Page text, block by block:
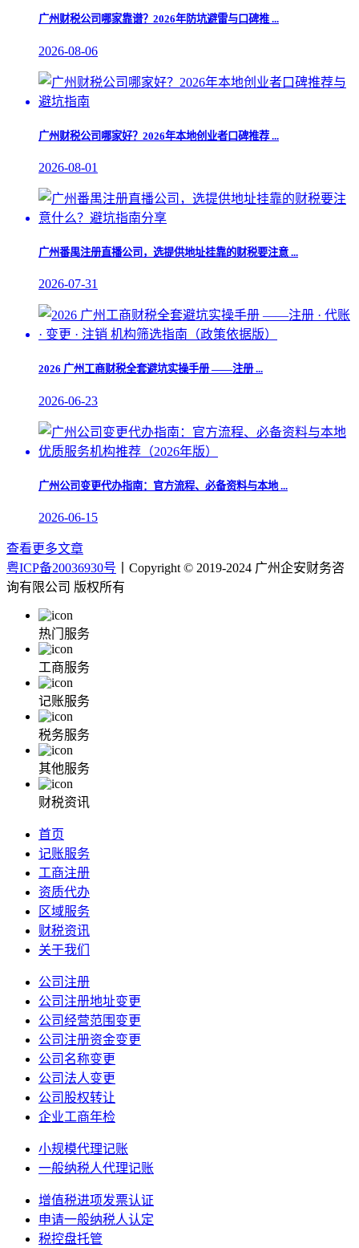
广州财税公司哪家靠谱？2026年防坑避雷与口碑推 ...
2026-08-06
广州财税公司哪家好？2026年本地创业者口碑推荐 ...
2026-08-01
广州番禺注册直播公司，选提供地址挂靠的财税要注意 ...
2026-07-31
2026 广州工商财税全套避坑实操手册 ——注册 ...
2026-06-23
​广州公司变更代办指南：官方流程、必备资料与本地 ...
2026-06-15
查看更多文章
粤ICP备20036930号 丨Copyright © 2019-2024 广州企安财务咨
询有限公司 版权所有
热门服务
工商服务
记账服务
税务服务
其他服务
财税资讯
首页
记账服务
工商注册
资质代办
区域服务
财税资讯
关于我们
公司注册
公司注册地址变更
公司经营范围变更
公司注册资金变更
公司名称变更
公司法人变更
公司股权转让
企业工商年检
小规模代理记账
一般纳税人代理记账
增值税进项发票认证
申请一般纳税人认定
税控盘托管